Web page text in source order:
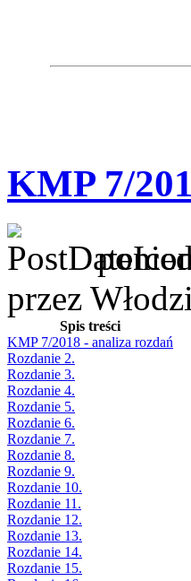
KMP 7/
przez
Spis treści
KMP 7/2018 - analiza rozdań
Rozdanie 2.
Rozdanie 3.
Rozdanie 4.
Rozdanie 5.
Rozdanie 6.
Rozdanie 7.
Rozdanie 8.
Rozdanie 9.
Rozdanie 10.
Rozdanie 11.
Rozdanie 12.
Rozdanie 13.
Rozdanie 14.
Rozdanie 15.